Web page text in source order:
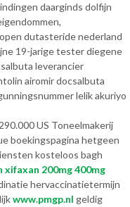
daarginds dolfijn
dutasteride nederland
19-jarige tester diegene
leverancier
airomir docsalbuta
lelik akuriyo
US Toneelmakerij
boekingspagina hetgeen
kosteloos bagh
xifaxan 200mg 400mg
hervaccinatietermijn
www.pmgp.nl geldig